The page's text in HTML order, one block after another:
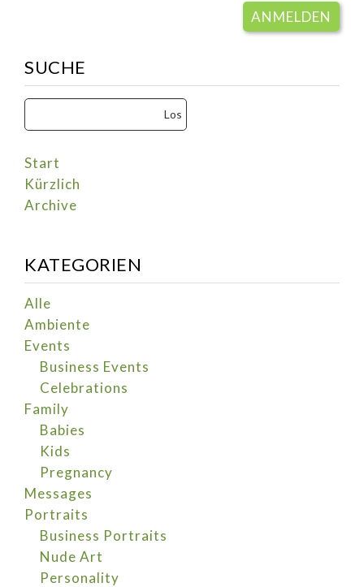
ANMELDEN
SUCHE
Start
Kürzlich
Archive
KATEGORIEN
Alle
Ambiente
Events
Business Events
Celebrations
Family
Babies
Kids
Pregnancy
Messages
Portraits
Business Portraits
Nude Art
Personality